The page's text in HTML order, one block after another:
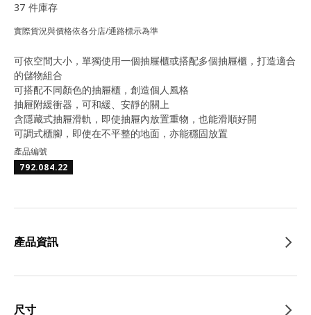
37 件庫存
實際貨況與價格依各分店/通路標示為準
可依空間大小，單獨使用一個抽屜櫃或搭配多個抽屜櫃，打造適合
的儲物組合
可搭配不同顏色的抽屜櫃，創造個人風格
抽屜附緩衝器，可和緩、安靜的關上
含隱藏式抽屜滑軌，即使抽屜內放置重物，也能滑順好開
可調式櫃腳，即使在不平整的地面，亦能穩固放置
產品編號
792.084.22
產品資訊
尺寸